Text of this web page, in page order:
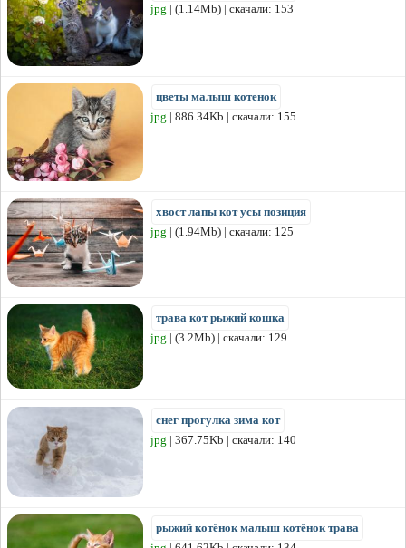
jpg | (1.14Mb) | скачали: 153
цветы малыш котенок
jpg | 886.34Kb | скачали: 155
хвост лапы кот усы позиция
jpg | (1.94Mb) | скачали: 125
трава кот рыжий кошка
jpg | (3.2Mb) | скачали: 129
снег прогулка зима кот
jpg | 367.75Kb | скачали: 140
рыжий котёнок малыш котёнок трава